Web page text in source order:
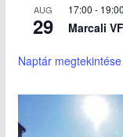
AUG
29
17:00 - 19:00
Marcali
Naptár megtekintése